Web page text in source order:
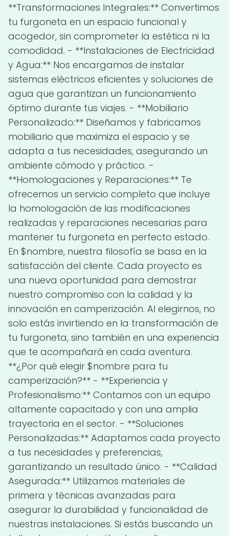
**Transformaciones Integrales:** Convertimos
tu furgoneta en un espacio funcional y
acogedor, sin comprometer la estética ni la
comodidad. - **Instalaciones de Electricidad
y Agua:** Nos encargamos de instalar
sistemas eléctricos eficientes y soluciones de
agua que garantizan un funcionamiento
óptimo durante tus viajes. - **Mobiliario
Personalizado:** Diseñamos y fabricamos
mobiliario que maximiza el espacio y se
adapta a tus necesidades, asegurando un
ambiente cómodo y práctico. -
**Homologaciones y Reparaciones:** Te
ofrecemos un servicio completo que incluye
la homologación de las modificaciones
realizadas y reparaciones necesarias para
mantener tu furgoneta en perfecto estado.
En $nombre, nuestra filosofía se basa en la
satisfacción del cliente. Cada proyecto es
una nueva oportunidad para demostrar
nuestro compromiso con la calidad y la
innovación en camperización. Al elegirnos, no
solo estás invirtiendo en la transformación de
tu furgoneta, sino también en una experiencia
que te acompañará en cada aventura.
**¿Por qué elegir $nombre para tu
camperización?** - **Experiencia y
Profesionalismo:** Contamos con un equipo
altamente capacitado y con una amplia
trayectoria en el sector. - **Soluciones
Personalizadas:** Adaptamos cada proyecto
a tus necesidades y preferencias,
garantizando un resultado único. - **Calidad
Asegurada:** Utilizamos materiales de
primera y técnicas avanzadas para
asegurar la durabilidad y funcionalidad de
nuestras instalaciones. Si estás buscando un